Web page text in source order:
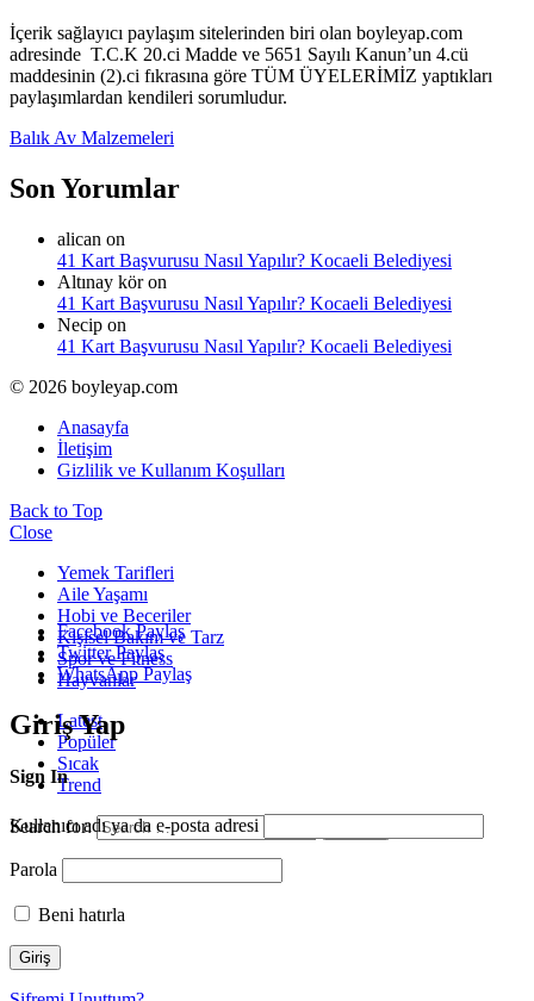
İçerik sağlayıcı paylaşım sitelerinden biri olan boyleyap.com
adresinde T.C.K 20.ci Madde ve 5651 Sayılı Kanun’un 4.cü
maddesinin (2).ci fıkrasına göre TÜM ÜYELERİMİZ yaptıkları
paylaşımlardan kendileri sorumludur.
Balık Av Malzemeleri
Son Yorumlar
alican on
41 Kart Başvurusu Nasıl Yapılır? Kocaeli Belediyesi
Altınay köron
41 Kart Başvurusu Nasıl Yapılır? Kocaeli Belediyesi
Necip on
41 Kart Başvurusu Nasıl Yapılır? Kocaeli Belediyesi
© 2026 boyleyap.com
Anasayfa
İletişim
Gizlilik ve Kullanım Koşulları
Back to Top
Close
Yemek Tarifleri
Aile Yaşamı
Hobi ve Beceriler
Kişisel Bakım ve Tarz
Spor ve Fitness
Hayvanlar
Latest
Popüler
Sıcak
Trend
Search for:
Facebook Paylaş
Twitter Paylaş
WhatsApp Paylaş
Giriş Yap
Sign In
Kullanıcı adı ya da e-posta adresi
Parola
Beni hatırla